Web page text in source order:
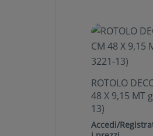
ROTOLO
48 X 9,15 MT
13)
Accedi/